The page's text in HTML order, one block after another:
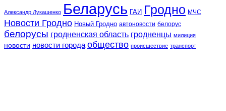
Александр Лукашенко Беларусь ГАИ Гродно МЧС
Новости Гродно Новый Гродно автоновости белорус
белорусы гродненская область гродненцы милиция
новости новости города общество происшествие транспорт